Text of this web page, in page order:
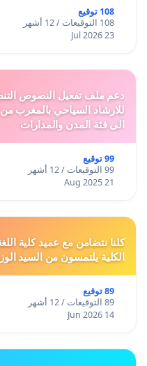
الشباب في الحياة
والمجتمع
108 توقيع
108 التوقيعات / 12 أشهر
23 Jul 2026
للارشاد السياحي بالمغرب من
الى فئة المدن والمدارات
99 توقيع
99 التوقيعات / 12 أشهر
21 Aug 2025
كلنا نتضامن مع عميد كلية
الكلية يلتمسون من السيد
89 توقيع
89 التوقيعات / 12 أشهر
14 Jun 2026